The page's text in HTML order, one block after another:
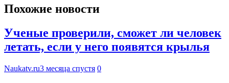
Похожие новости
Ученые проверили, сможет ли человек
летать, если у него появятся крылья
Naukatv.ru3 месяца спустя 0